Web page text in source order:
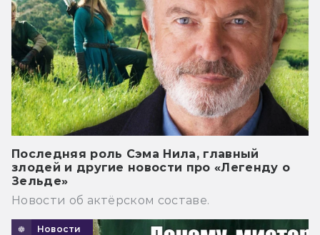
Последняя роль Сэма Нила, главный
злодей и другие новости про «Легенду о
Зельде»
Новости об актёрском составе.
Новости